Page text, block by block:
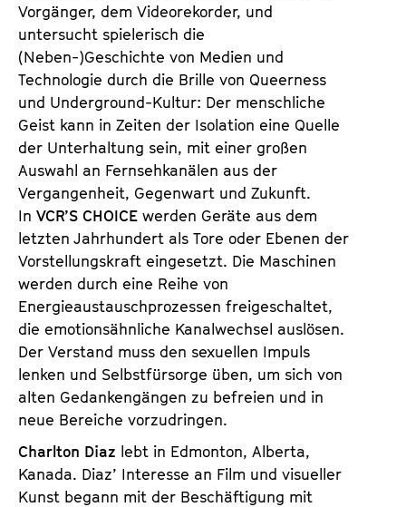
Vorgänger, dem Videorekorder, und
untersucht spielerisch die
(Neben-)Geschichte von Medien und
Technologie durch die Brille von Queerness
und Underground-Kultur: Der menschliche
Geist kann in Zeiten der Isolation eine Quelle
der Unterhaltung sein, mit einer großen
Auswahl an Fernsehkanälen aus der
Vergangenheit, Gegenwart und Zukunft.
In VCR’S CHOICE werden Geräte aus dem
letzten Jahrhundert als Tore oder Ebenen der
Vorstellungskraft eingesetzt. Die Maschinen
werden durch eine Reihe von
Energieaustauschprozessen freigeschaltet,
die emotionsähnliche Kanalwechsel auslösen.
Der Verstand muss den sexuellen Impuls
lenken und Selbstfürsorge üben, um sich von
alten Gedankengängen zu befreien und in
neue Bereiche vorzudringen.
Charlton Diaz lebt in Edmonton, Alberta,
Kanada. Diaz’ Interesse an Film und visueller
Kunst begann mit der Beschäftigung mit